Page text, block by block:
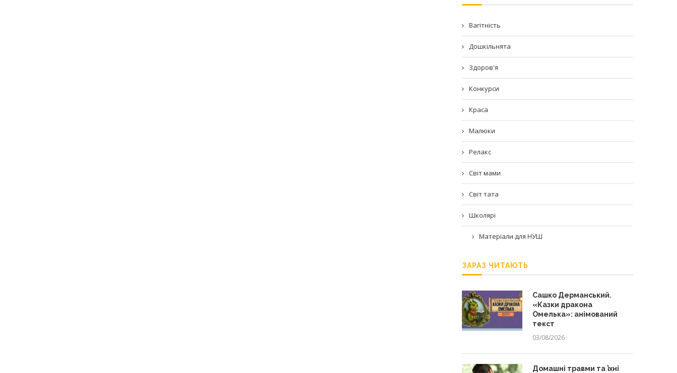
Вагітність
Дошкільнята
Здоров'я
Конкурси
Краса
Малюки
Релакс
Світ мами
Світ тата
Школярі
Матеріали для НУШ
ЗАРАЗ ЧИТАЮТЬ
Сашко Дерманський.
«Казки дракона
Омелька»: анімований
текст
03/08/2026
Домашні травми та їхні